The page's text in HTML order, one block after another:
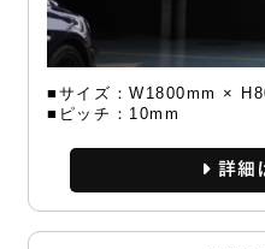
■サイズ：W1800mm ×
■ピッチ：10mm
詳細